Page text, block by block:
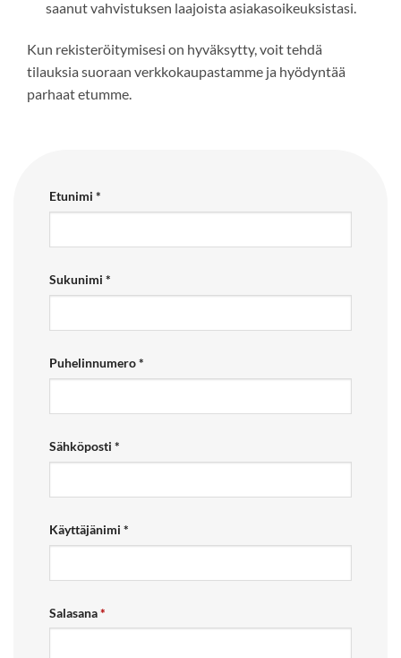
saanut vahvistuksen laajoista asiakasoikeuksistasi.
Kun rekisteröitymisesi on hyväksytty, voit tehdä
tilauksia suoraan verkkokaupastamme ja hyödyntää
parhaat etumme.
Etunimi *
Sukunimi *
Puhelinnumero*
Sähköposti *
Käyttäjänimi *
Salasana*